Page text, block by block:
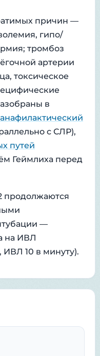
причин —
гипо/
тромбоз
артерии
токсическое
в
анафилактический
с СЛР),
путей
Геймлиха перед
продолжаются
—
на ИВЛ
10 в минуту).